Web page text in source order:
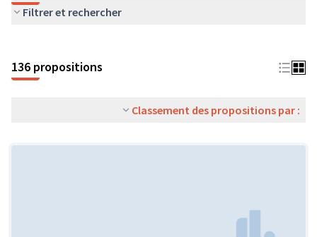
Filtrer et rechercher
136 propositions
Classement des propositions par :